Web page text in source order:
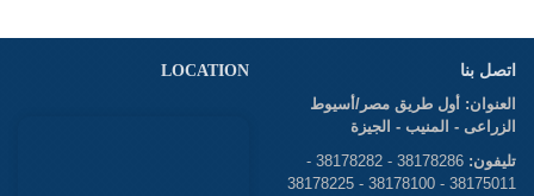
اتصل بنا
العنوان: أول طريق مصر/أسيوط
الزراعى - المنيب - الجيزة
تليفون:
38178286 - 38178282 -
38175011 - 38178100 - 38178225
LOCATION